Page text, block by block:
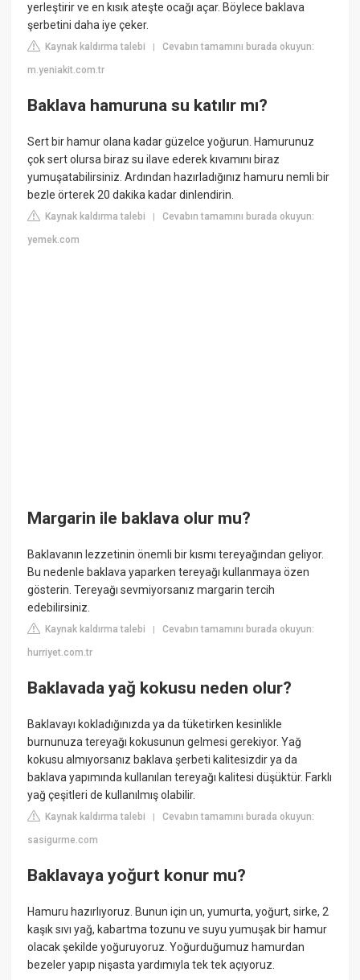
yerleştirir ve en kısık ateşte ocağı açar. Böylece baklava
şerbetini daha iye çeker.
Kaynak kaldırma talebi |Cevabın tamamını burada okuyun:
m.yeniakit.com.tr
Baklava hamuruna su katılır mı?
Sert bir hamur olana kadar güzelce yoğurun. Hamurunuz
çok sert olursa biraz su ilave ederek kıvamını biraz
yumuşatabilirsiniz. Ardından hazırladığınız hamuru nemli bir
bezle örterek 20 dakika kadar dinlendirin.
Kaynak kaldırma talebi |Cevabın tamamını burada okuyun:
yemek.com
Margarin ile baklava olur mu?
Baklavanın lezzetinin önemli bir kısmı tereyağından geliyor.
Bu nedenle baklava yaparken tereyağı kullanmaya özen
gösterin. Tereyağı sevmiyorsanız margarin tercih
edebilirsiniz.
Kaynak kaldırma talebi |Cevabın tamamını burada okuyun:
hurriyet.com.tr
Baklavada yağ kokusu neden olur?
Baklavayı kokladığınızda ya da tüketirken kesinlikle
burnunuza tereyağı kokusunun gelmesi gerekiyor. Yağ
kokusu almıyorsanız baklava şerbeti kalitesizdir ya da
baklava yapımında kullanılan tereyağı kalitesi düşüktür. Farklı
yağ çeşitleri de kullanılmış olabilir.
Kaynak kaldırma talebi |Cevabın tamamını burada okuyun:
sasigurme.com
Baklavaya yoğurt konur mu?
Hamuru hazırlıyoruz. Bunun için un, yumurta, yoğurt, sirke, 2
kaşık sıvı yağ, kabartma tozunu ve suyu yumuşak bir hamur
olacak şekilde yoğuruyoruz. Yoğurduğumuz hamurdan
bezeler yapıp nişasta yardımıyla tek tek açıyoruz.